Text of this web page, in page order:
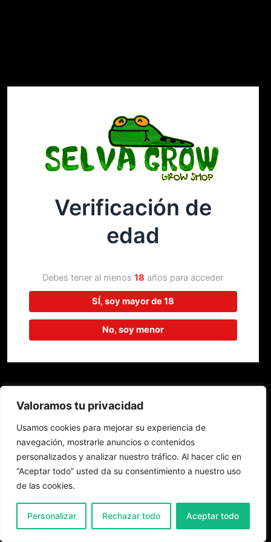
Valoramos tu privacidad
Usamos cookies para mejorar su experiencia de
navegación, mostrarle anuncios o contenidos
personalizados y analizar nuestro tráfico. Al hacer clic en
“Aceptar todo” usted da su consentimiento a nuestro uso
de las cookies.
Personalizar Rechazar todo Aceptar todo
¡Disculpa este desastre! Estamos
trabajando en algo increíble,
¡vuelve pronto!
Verificación de
edad
Debes tener al menos18 años para acceder
SÍ, soy mayor de 18
No, soy menor